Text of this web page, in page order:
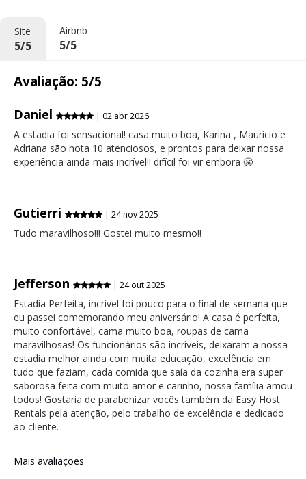
Site
5/5
Airbnb
5/5
Avaliação: 5/5
Daniel | 02 abr 2026
A estadia foi sensacional! casa muito boa, Karina , Maurício e
Adriana são nota 10 atenciosos, e prontos para deixar nossa
experiência ainda mais incrível!! difícil foi vir embora 😬
Gutierri | 24 nov 2025
Tudo maravilhoso!!! Gostei muito mesmo!!
Jefferson | 24 out 2025
Estadia Perfeita, incrível foi pouco para o final de semana que
eu passei comemorando meu aniversário! A casa é perfeita,
muito confortável, cama muito boa, roupas de cama
maravilhosas! Os funcionários são incríveis, deixaram a nossa
estadia melhor ainda com muita educação, excelência em
tudo que faziam, cada comida que saía da cozinha era super
saborosa feita com muito amor e carinho, nossa família amou
todos! Gostaria de parabenizar vocês também da Easy Host
Rentals pela atenção, pelo trabalho de excelência e dedicado
ao cliente.
Mais avaliações